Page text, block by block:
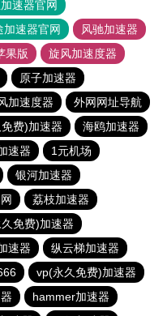
速器官网
加速器官网
风驰加速器
果版
旋风加速度器
原子加速器
加速度器
外网网址导航
费)加速器
海鸥加速器
速器
1元机场
银河加速器
荔枝加速器
免费)加速器
速器
纵云梯加速器
vp(永久免费)加速器
hammer加速器